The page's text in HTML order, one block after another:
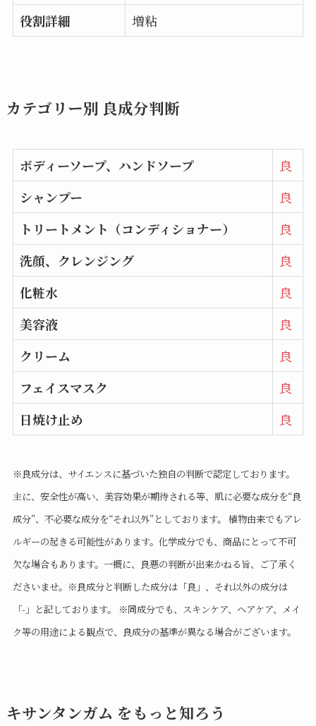
役割詳細 増粘
カテゴリー別 良成分判断
ボディーソープ、ハンドソープ
良
シャンプー
良
トリートメント（コンディショナー）
良
洗顔、クレンジング
良
化粧水
良
美容液
良
クリーム
良
フェイスマスク
良
日焼け止め
良
※良成分は、サイエンスに基づいた独自の判断で認定しております。
主に、安全性が高い、美容効果が期待される等、肌に必要な成分を“良
成分”、不必要な成分を“それ以外”としております。 植物由来でもアレ
ルギーの起きる可能性があります。化学成分でも、商品にとって不可
欠な場合もあります。一概に、良悪の判断が出来かねる旨、ご了承く
ださいませ。※良成分と判断した成分は「良」、それ以外の成分は
「-」と記しております。 ※同成分でも、スキンケア、ヘアケア、メイ
ク等の用途による観点で、良成分の基準が異なる場合がございます。
キサンタンガム をもっと知ろう